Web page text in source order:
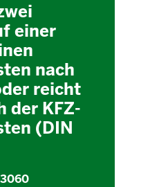
einer
nach
reicht
der KFZ-
(DIN